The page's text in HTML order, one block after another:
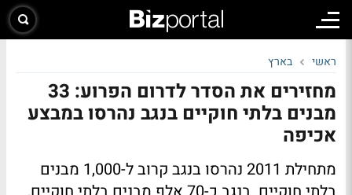
ראשי בארץ
מחזירים את הסדר לדרום הפרוע: 33
מבנים בלתי חוקיים בנגב נהרסו במבצע
אכיפה
מתחילת 2011 נהרסו בנגב קרוב ל-1,000 מבנים